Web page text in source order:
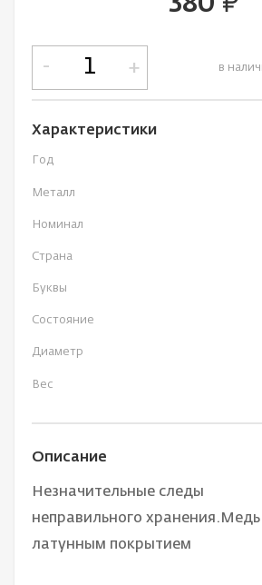
руб.
в
- +
Характеристики
Год
Металл
Номинал
Страна
Буквы
Состояние
Диаметр
Вес
Описание
Незначительные следы
неправильного хранения.Медь
латунным покрытием